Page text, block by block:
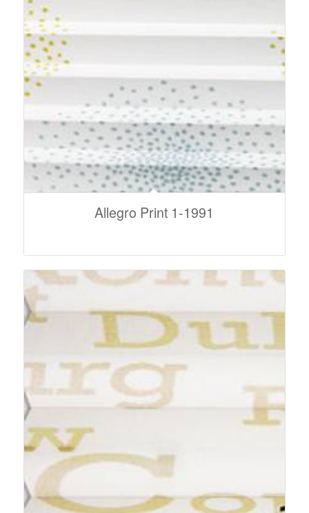
Allegro Print 1-1991